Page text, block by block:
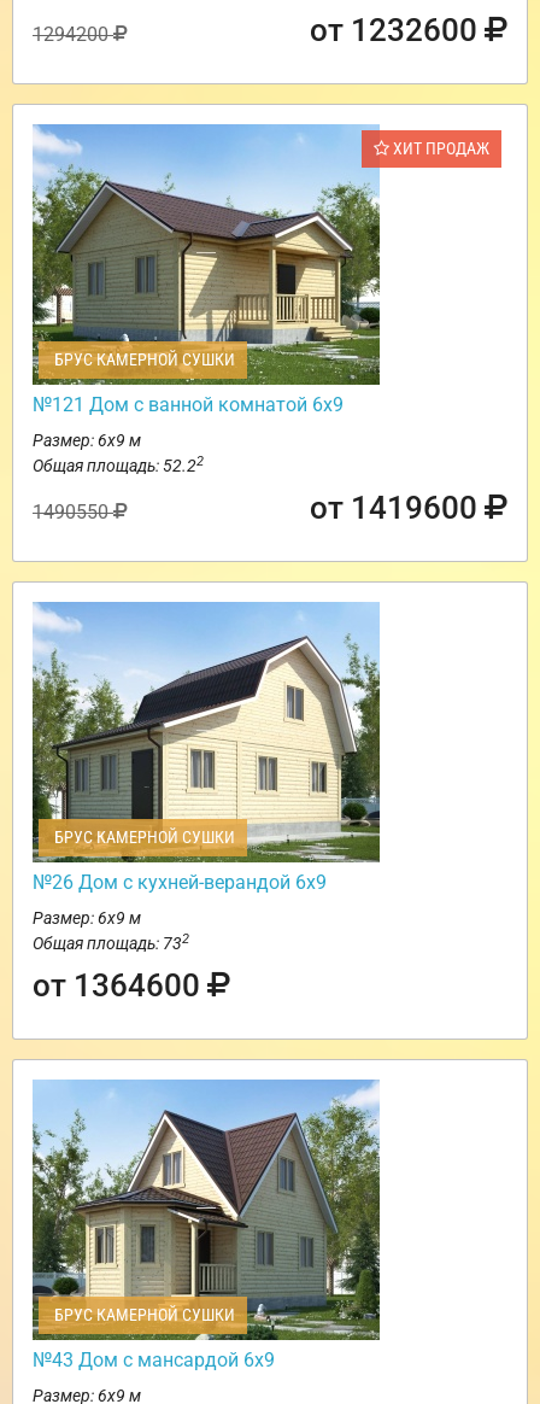
1294200 от 1232600
ХИТ ПРОДАЖ
БРУС КАМЕРНОЙ СУШКИ
№121 Дом с ванной комнатой 6х9
Размер: 6х9 м
Общая площадь: 52.22
1490550 от 1419600
БРУС КАМЕРНОЙ СУШКИ
№26 Дом с кухней-верандой 6х9
Размер: 6х9 м
Общая площадь: 732
от 1364600
БРУС КАМЕРНОЙ СУШКИ
№43 Дом с мансардой 6х9
Размер: 6х9 м